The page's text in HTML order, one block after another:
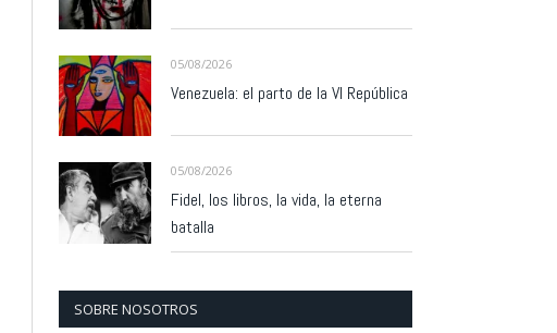
05/08/2026
Venezuela: el parto de la VI República
05/08/2026
Fidel, los libros, la vida, la eterna
batalla
SOBRE NOSOTROS